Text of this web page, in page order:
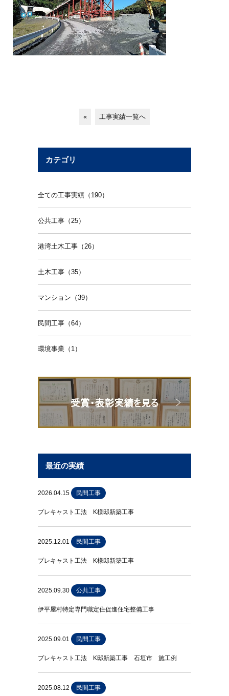
« 工事実績一覧へ
カテゴリ
全ての工事実績（190）
公共工事（25）
港湾土木工事（26）
土木工事（35）
マンション（39）
民間工事（64）
環境事業（1）
最近の実績
2026.04.15 民間工事
プレキャスト工法 K様邸新築工事
2025.12.01 民間工事
プレキャスト工法 K様邸新築工事
2025.09.30 公共工事
伊平屋村特定専門職定住促進住宅整備工事
2025.09.01 民間工事
プレキャスト工法 K邸新築工事 石垣市 施工例
2025.08.12 民間工事